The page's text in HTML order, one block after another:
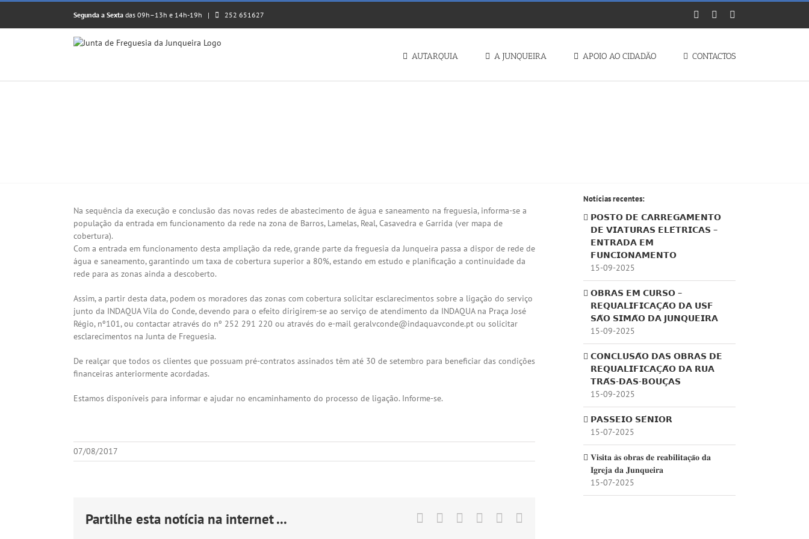
Skip
content
Segunda a Sexta das 09h–13h e 14h-19h | 252 651627 FacebookInstagram
AUTARQUIA A JUNQUEIRA APOIO AO CIDADÃO CONTACTOS
Image
Na sequência da execução e conclusão das novas redes de abastecimento de água e saneamento na freguesia, informa-se a
população da entrada em funcionamento da rede na zona de Barros, Lamelas, Real, Casavedra e Garrida (ver mapa de
cobertura).
Com a entrada em funcionamento desta ampliação da rede, grande parte da freguesia da Junqueira passa a dispor de rede de
água e saneamento, garantindo um taxa de cobertura superior a 80%, estando em estudo e planificação a continuidade da
rede para as zonas ainda a descoberto.
Assim, a partir desta data, podem os moradores das zonas com cobertura solicitar esclarecimentos sobre a ligação do serviço
junto da INDAQUA Vila do Conde, devendo para o efeito dirigirem-se ao serviço de atendimento da INDAQUA na Praça José
Régio, nº101, ou contactar através do nº 252 291 220 ou através do e-mail geralvconde@indaquavconde.pt ou solicitar
esclarecimentos na Junta de Freguesia.
De realçar que todos os clientes que possuam pré-contratos assinados têm até 30 de setembro para beneficiar das condições
financeiras anteriormente acordadas.
Estamos disponíveis para informar e ajudar no encaminhamento do processo de ligação. Informe-se.
07/08/2017
Partilhe esta notícia na internet ... Facebook LinkedInTumblrPinterest
Notícias recentes:
𝗣𝗢𝗦𝗧𝗢 𝗗𝗘 𝗖𝗔𝗥𝗥𝗘𝗚𝗔𝗠𝗘𝗡𝗧𝗢
𝗗𝗘 𝗩𝗜𝗔𝗧𝗨𝗥𝗔𝗦 𝗘𝗟𝗘́𝗧𝗥𝗜𝗖𝗔𝗦 –
𝗘𝗡𝗧𝗥𝗔𝗗𝗔 𝗘𝗠
𝗙𝗨𝗡𝗖𝗜𝗢𝗡𝗔𝗠𝗘𝗡𝗧𝗢
15-09-2025
𝗢𝗕𝗥𝗔𝗦 𝗘𝗠 𝗖𝗨𝗥𝗦𝗢 –
𝗥𝗘𝗤𝗨𝗔𝗟𝗜𝗙𝗜𝗖𝗔𝗖̧𝗔̃𝗢 𝗗𝗔 𝗨𝗦𝗙
𝗦𝗔̃𝗢 𝗦𝗜𝗠𝗔̃𝗢 𝗗𝗔 𝗝𝗨𝗡𝗤𝗨𝗘𝗜𝗥𝗔
15-09-2025
𝗖𝗢𝗡𝗖𝗟𝗨𝗦𝗔̃𝗢 𝗗𝗔𝗦 𝗢𝗕𝗥𝗔𝗦 𝗗𝗘
𝗥𝗘𝗤𝗨𝗔𝗟𝗜𝗙𝗜𝗖𝗔𝗖̧𝗔̃𝗢 𝗗𝗔 𝗥𝗨𝗔
𝗧𝗥𝗔́𝗦-𝗗𝗔𝗦-𝗕𝗢𝗨𝗖̧𝗔𝗦
15-09-2025
𝗣𝗔𝗦𝗦𝗘𝗜𝗢 𝗦𝗘́𝗡𝗜𝗢𝗥
15-07-2025
𝐕𝐢𝐬𝐢𝐭𝐚 𝐚̀𝐬 𝐨𝐛𝐫𝐚𝐬 𝐝𝐞 𝐫𝐞𝐚𝐛𝐢𝐥𝐢𝐭𝐚𝐜̧𝐚̃𝐨 𝐝𝐚
𝐈𝐠𝐫𝐞𝐣𝐚 𝐝𝐚 𝐉𝐮𝐧𝐪𝐮𝐞𝐢𝐫𝐚
15-07-2025